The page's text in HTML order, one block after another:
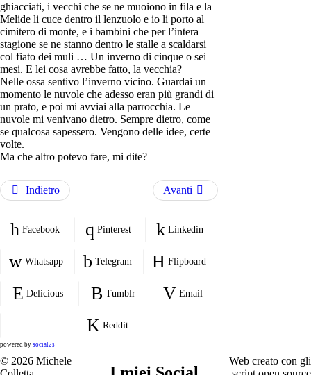
ghiacciati, i vecchi che se ne muoiono in fila e la
Melide li cuce dentro il lenzuolo e io li porto al
cimitero di monte, e i bambini che per l’intera
stagione se ne stanno dentro le stalle a scaldarsi
col fiato dei muli … Un inverno di cinque o sei
mesi. E lei cosa avrebbe fatto, la vecchia?
Nelle ossa sentivo l’inverno vicino. Guardai un
momento le nuvole che adesso eran più grandi di
un prato, e poi mi avviai alla parrocchia. Le
nuvole mi venivano dietro. Sempre dietro, come
se qualcosa sapessero. Vengono delle idee, certe
volte.
Ma che altro potevo fare, mi dite?
Indietro Avanti
Facebook Pinterest Linkedin
Whatsapp Telegram Flipboard
Delicious Tumblr Email
Reddit
powered by social2s
© 2026 Michele
Web creato con gli